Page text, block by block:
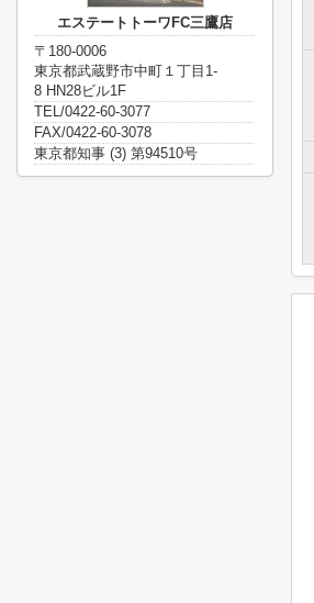
エステートトーワFC三鷹店
〒180-0006
東京都武蔵野市中町１丁目1-
8 HN28ビル1F
TEL/0422-60-3077
FAX/0422-60-3078
東京都知事 (3) 第94510号